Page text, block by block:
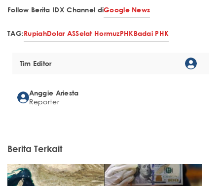
Follow Berita IDX Channel diGoogle News
TAG:RupiahDolar ASSelat HormuzPHKBadai PHK
Tim Editor
Anggie Ariesta
Reporter
Berita Terkait